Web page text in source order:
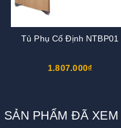
Tủ Phụ Cố Định NTBP01
1.807.000₫
SẢN PHẨM ĐÃ XEM